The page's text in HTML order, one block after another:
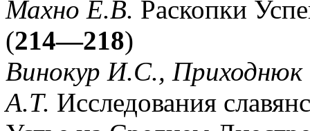
Махно Е.В. Раскопки
(214—218)
Винокур И.С.,
А.Т. Исследования